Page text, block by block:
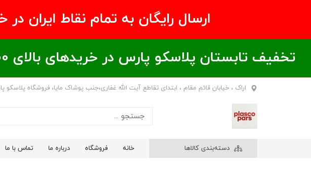
ارسال رایگان به تمام نقاط ایران در خریدهای
تخفیف تابستان پلاسکو پارس در خریدهای بالای ۶00 هزار تومان / خرید بیشتر = تخفیف بیشتر
اراک ، خیابان قائم مقام ، ابتدای تقاطع آیت الله غفاری،جنب پوشاک مایا، فروشگاه پلاسکو
دسته‌بندی کالاها خانه فروشگاه درباره ما تماس با ما